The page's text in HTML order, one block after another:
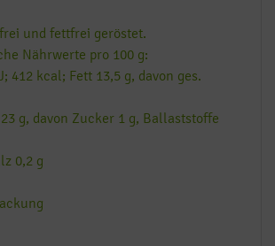
und fettfrei geröstet.
Nährwerte pro 100 g:
412 kcal; Fett 13,5 g, davon ges.
g, davon Zucker 1 g, Ballaststoffe
0,2 g